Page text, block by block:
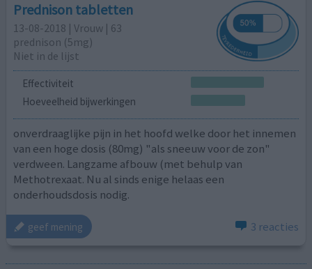
Prednison tabletten
13-08-2018 | Vrouw | 63
prednison (5mg)
Niet in de lijst
Effectiviteit
Hoeveelheid bijwerkingen
onverdraaglijke pijn in het hoofd welke door het innemen
van een hoge dosis (80mg) "als sneeuw voor de zon"
verdween. Langzame afbouw (met behulp van
Methotrexaat. Nu al sinds enige helaas een
onderhoudsdosis nodig.
geef mening 3 reacties